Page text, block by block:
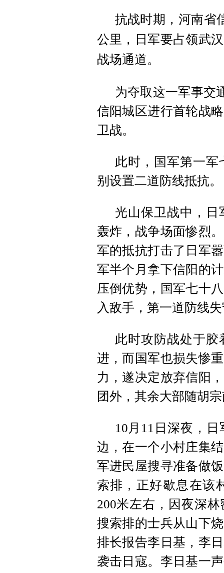
抗战时期，河南省
公里，日军要占领武
战场通道。
为夺取这一军事交
信阳城区进行首轮战
卫战。
此时，国军第一
别设置二道防线抵抗。
光山保卫战中，
轰炸，战争场面惨烈
军的抵抗打击了日军
军半个月拿下信阳的
压倒优势，国军七十
入敌手，第一道防线
此时攻防战处于
进，而国军也损失惨
力，遂决定放弃信阳
团外，其余大部随胡
10月11日深夜，
边，在一个小村庄集
军进民屋搜寻准备做
索排，正好歇息在该
200米左右，因夜深
搜索排的士兵从山下
排长报告李日基，李
袭击日寇。李日基一